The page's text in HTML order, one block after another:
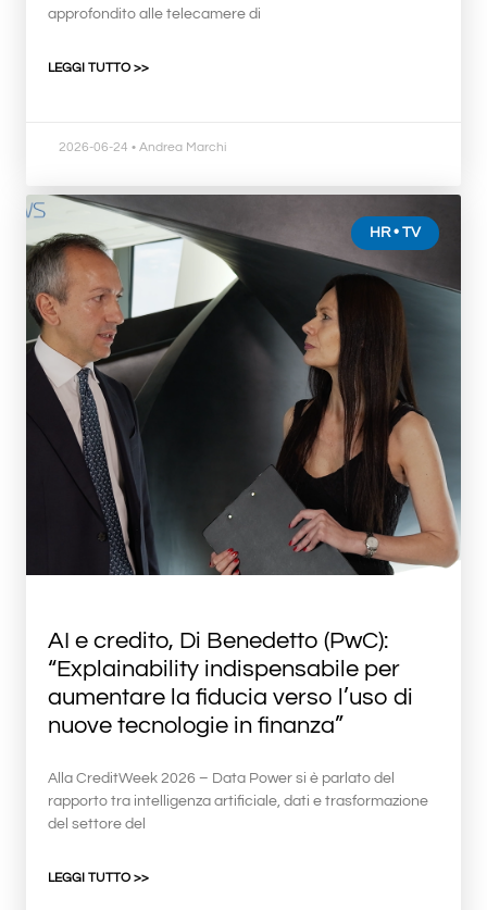
approfondito alle telecamere di
LEGGI TUTTO >>
2026-06-24 • Andrea Marchi
AI e credito, Di Benedetto (PwC):
“Explainability indispensabile per
aumentare la fiducia verso l’uso di
nuove tecnologie in finanza”
Alla CreditWeek 2026 – Data Power si è parlato del
rapporto tra intelligenza artificiale, dati e trasformazione
del settore del
LEGGI TUTTO >>
HR • TV